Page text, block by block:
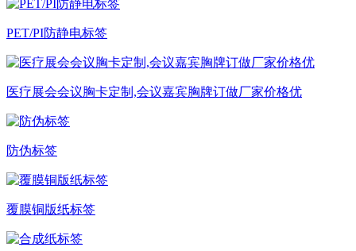
PET/PI防静电标签
医疗展会会议胸卡定制,会议嘉宾胸牌订做厂家价格优
防伪标签
覆膜铜版纸标签